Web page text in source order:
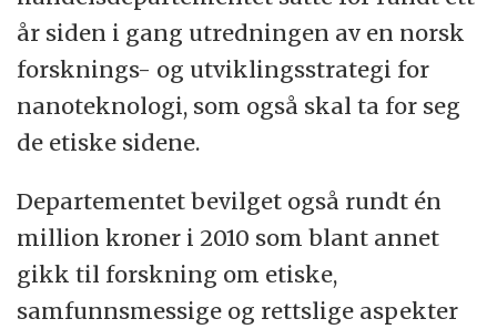
år siden i gang utredningen av en norsk
forsknings- og utviklingsstrategi for
nanoteknologi, som også skal ta for seg
de etiske sidene.
Departementet bevilget også rundt én
million kroner i 2010 som blant annet
gikk til forskning om etiske,
samfunnsmessige og rettslige aspekter